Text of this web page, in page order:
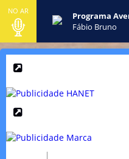
NO AR
Programa
Fábio Bruno